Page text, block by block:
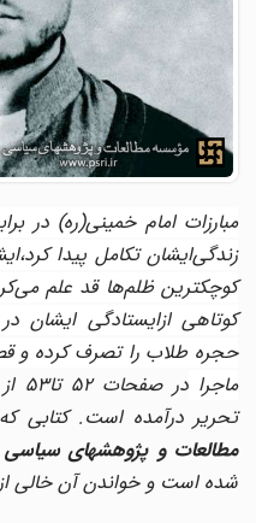
مبارزات امام خمینی(ره) در
زندگی‌ایشان تکامل پیدا
کوچکترین ظلم‌ها قد علم
کوتاهی از‌ایستادگی‌ ایشان
حجره طلاب را تصرف کرده و
ماجرادر صفحات 52 تا53 از کتاب «
تحریر درآمده است. کتابی که در
مطالعات و پژوهشهای سیاسی
شده است و خواندن آن خالی